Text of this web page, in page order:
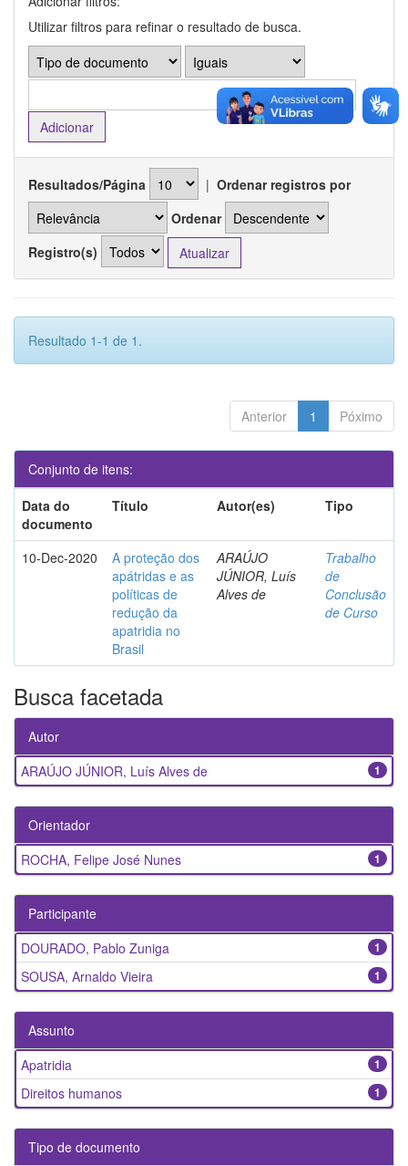
Utilizar filtros para refinar o resultado de busca.
Resultados/Página | Ordenar registros por
Ordenar
Registro(s)
Resultado 1-1 de 1.
Anterior 1 Póximo
Conjunto de itens:
Data do
documento
Título Autor(es) Tipo
10-Dec-2020
A proteção dos
apátridas e as
políticas de
redução da
apatridia no
Brasil
ARAÚJO
JÚNIOR, Luís
Alves de
Trabalho
de
Conclusão
de Curso
Busca facetada
Autor
1
ARAÚJO JÚNIOR, Luís Alves de
Orientador
1
ROCHA, Felipe José Nunes
Participante
1
DOURADO, Pablo Zuniga
1
SOUSA, Arnaldo Vieira
Assunto
1
Apatridia
1
Direitos humanos
Tipo de documento